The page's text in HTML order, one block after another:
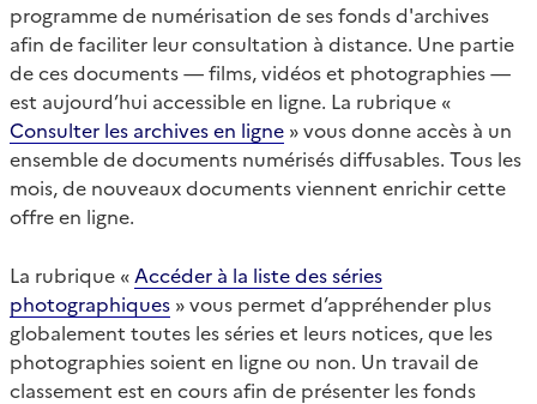
programme de numérisation de ses fonds d'archives
afin de faciliter leur consultation à distance. Une partie
de ces documents — films, vidéos et photographies —
est aujourd’hui accessible en ligne. La rubrique «
Consulter les archives en ligne » vous donne accès à un
ensemble de documents numérisés diffusables. Tous les
mois, de nouveaux documents viennent enrichir cette
offre en ligne.
La rubrique « Accéder à la liste des séries
photographiques » vous permet d’appréhender plus
globalement toutes les séries et leurs notices, que les
photographies soient en ligne ou non. Un travail de
classement est en cours afin de présenter les fonds